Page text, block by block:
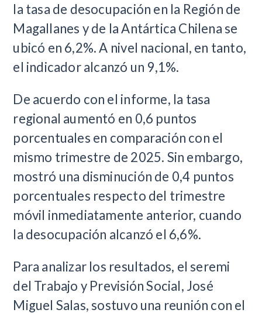
la tasa de desocupación en la Región de
Magallanes y de la Antártica Chilena se
ubicó en 6,2%. A nivel nacional, en tanto,
el indicador alcanzó un 9,1%.
De acuerdo con el informe, la tasa
regional aumentó en 0,6 puntos
porcentuales en comparación con el
mismo trimestre de 2025. Sin embargo,
mostró una disminución de 0,4 puntos
porcentuales respecto del trimestre
móvil inmediatamente anterior, cuando
la desocupación alcanzó el 6,6%.
Para analizar los resultados, el seremi
del Trabajo y Previsión Social, José
Miguel Salas, sostuvo una reunión con el